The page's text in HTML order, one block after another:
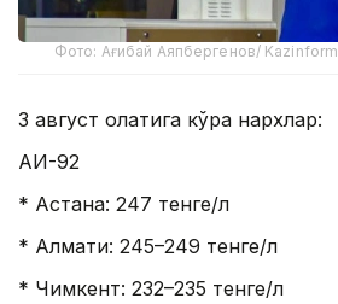
Фото: Ағибай Аяпбергенов/ Kazinform
3 август ҳолатига кўра нархлар:
АИ-92
* Астана: 247 тенге/л
* Алмати: 245–249 тенге/л
* Чимкент: 232–235 тенге/л